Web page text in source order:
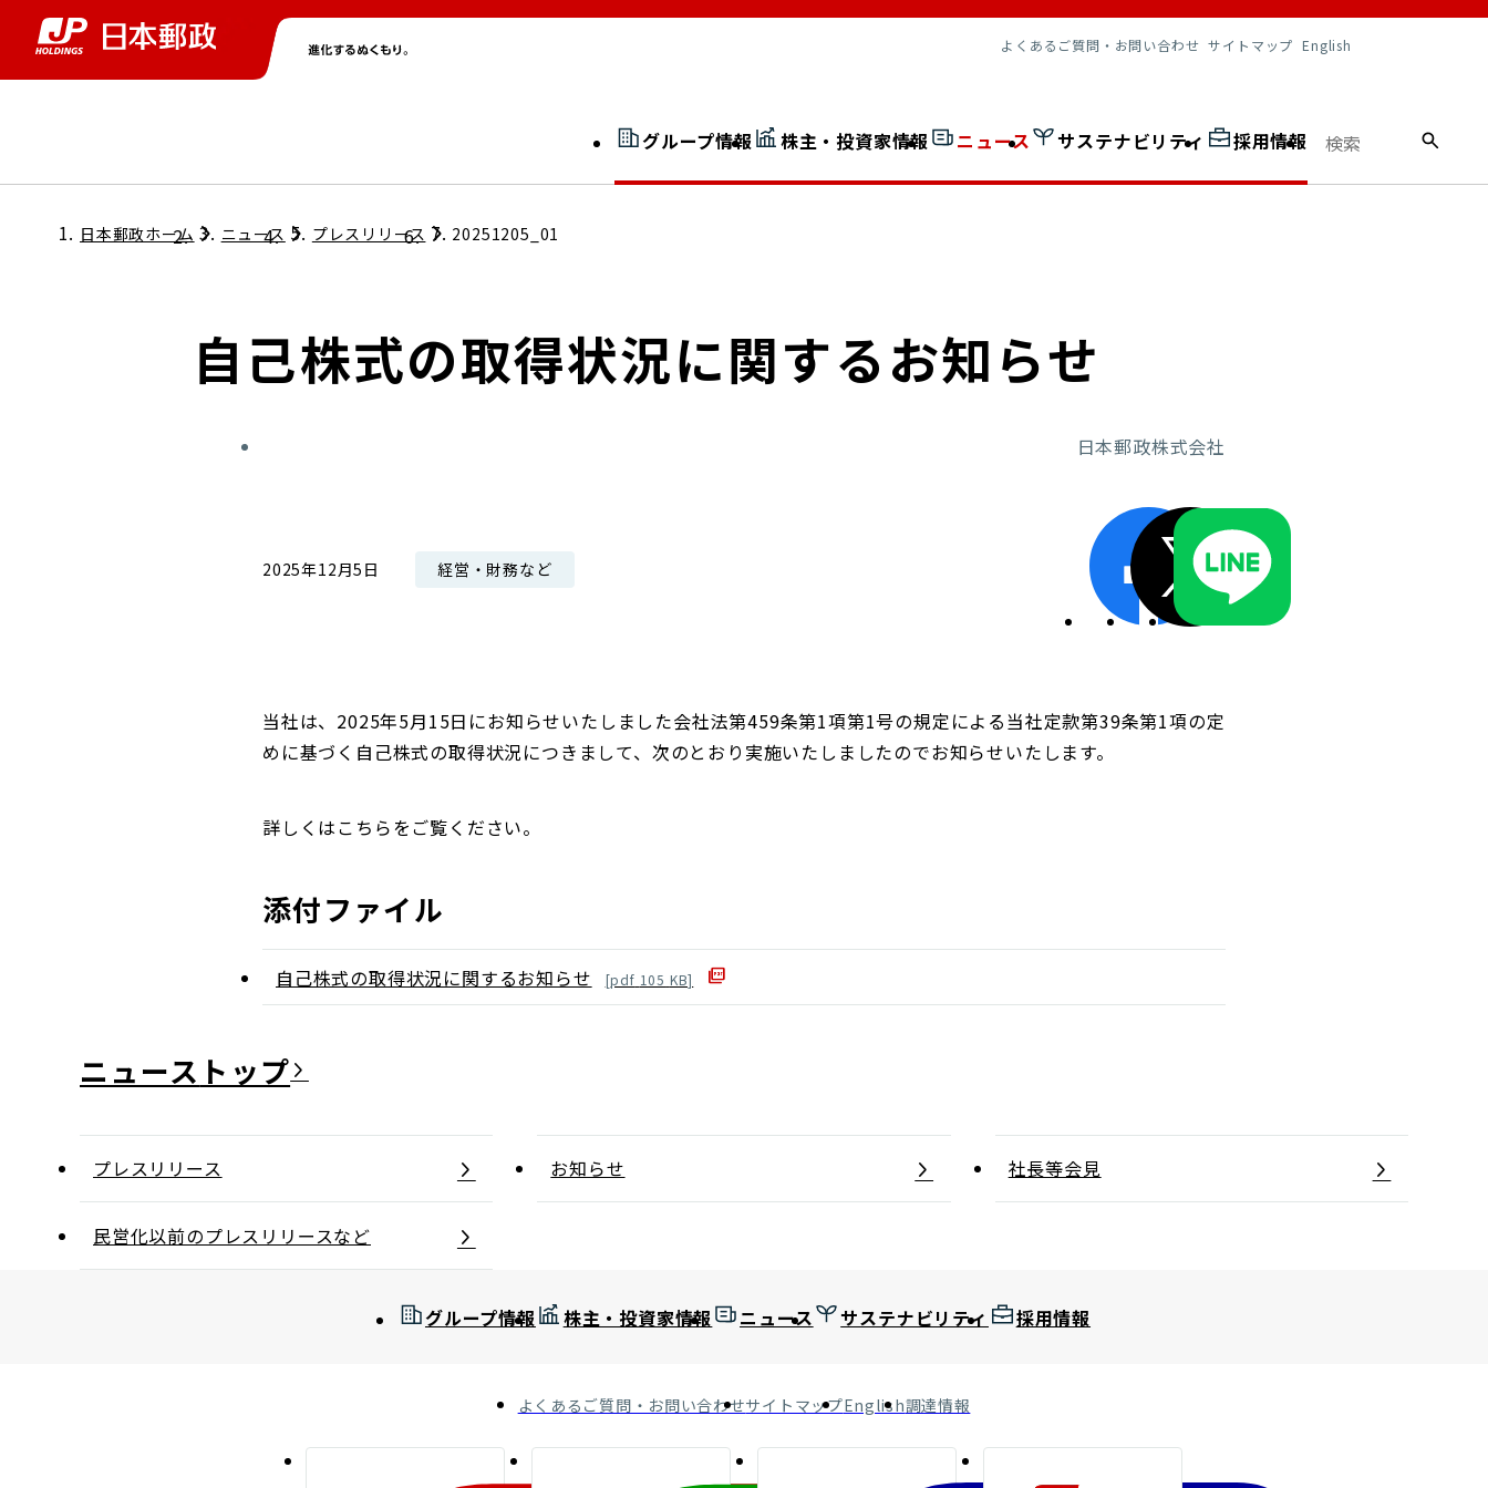
よくあるご質問・お問い合わせ サイトマップ English
グループ情報
グループ情報トップ
ローカル共創イニシアティブ
社長室通信
JP 改革実行委員会
株主・投資家情報
株主・投資家情報トップ
個人投資家のみなさまへ
ディスクロージャーポリシー／適時開示体制
ニュース
ニューストップ
サステナビリティ
サステナビリティトップ
担当役員メッセージ
サステナビリティマネジメント
開示情報検索
採用情報
採用情報トップ
日本郵政ホーム ニュース プレスリリース 20251205_01
自己株式の取得状況に関するお知らせ
日本郵政株式会社
2025年12月5日 経営・財務など
当社は、2025年5月15日にお知らせいたしました会社法第459条第1項第1号の規定による当社定款第39条第1項の定
めに基づく自己株式の取得状況につきまして、次のとおり実施いたしましたのでお知らせいたします。
詳しくはこちらをご覧ください。
添付ファイル
自己株式の取得状況に関するお知らせ [pdf 105 KB]
ニュース
プレスリリース お知らせ 社長等会見
民営化以前のプレスリリースなど
グループ情報 株主・投資家情報 ニュース サステナビリティ 採用情報
よくあるご質問・お問い合わせサイトマップEnglish調達情報